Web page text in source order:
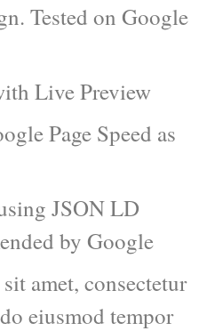
Tested on Google
Live Preview
Page Speed as
JSON LD
by Google
amet, consectetur
eiusmod tempor